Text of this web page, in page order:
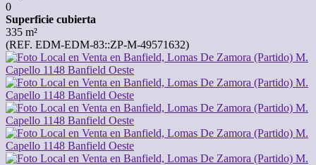
0
Superficie cubierta
335 m²
(REF. EDM-EDM-83::ZP-M-49571632)